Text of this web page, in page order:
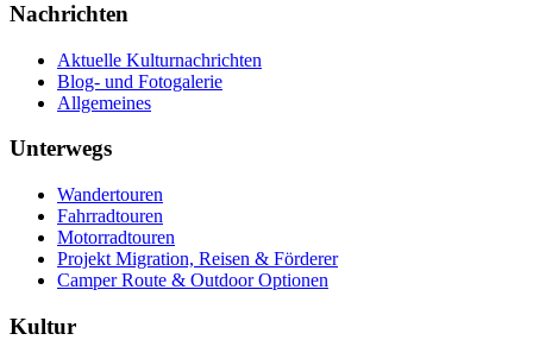
Nachrichten
Aktuelle Kulturnachrichten
Blog- und Fotogalerie
Allgemeines
Unterwegs
Wandertouren
Fahrradtouren
Motorradtouren
Projekt Migration, Reisen & Förderer
Camper Route & Outdoor Optionen
Kultur